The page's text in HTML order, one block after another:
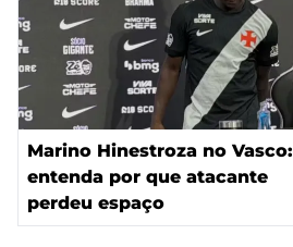
Marino Hinestroza no Vasco:
entenda por que atacante
perdeu espaço